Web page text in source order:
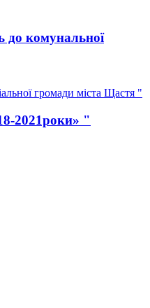
до комунальної
громади міста Щастя "
2021роки» "